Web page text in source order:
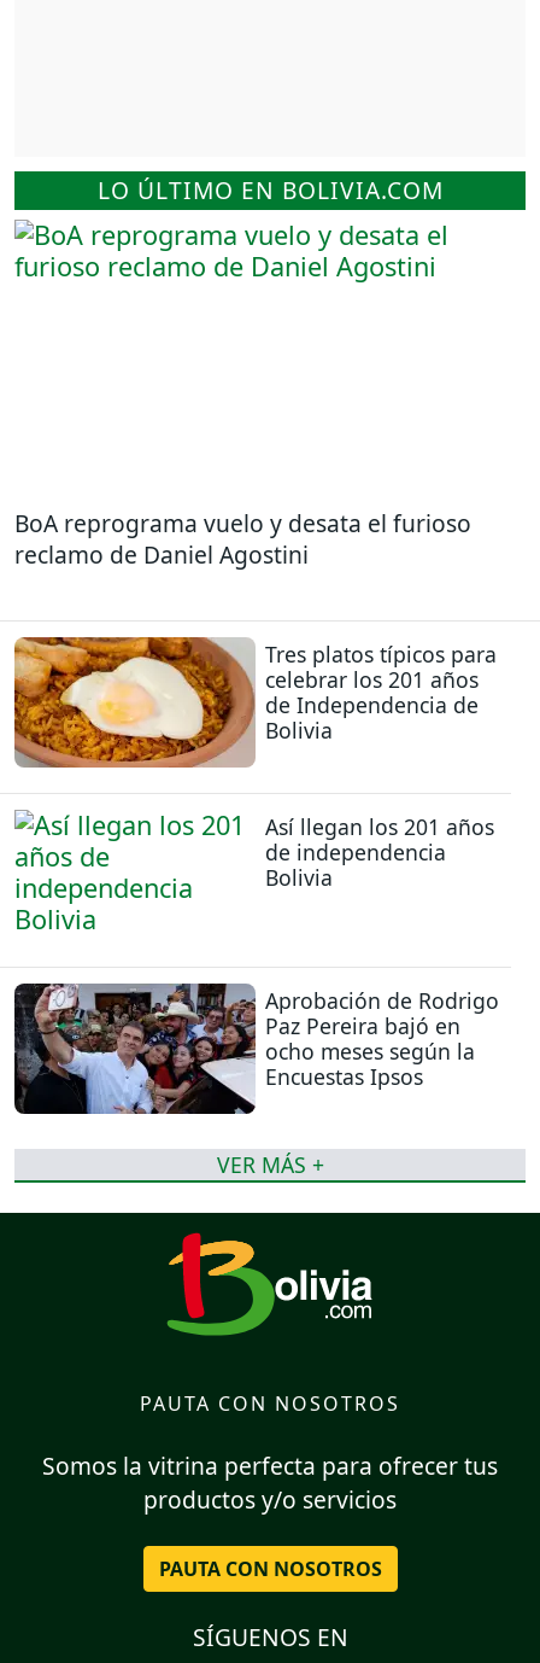
LO ÚLTIMO EN BOLIVIA.COM
BoA reprograma vuelo y desata el furioso
reclamo de Daniel Agostini
Tres platos típicos para
celebrar los 201 años
de Independencia de
Bolivia
Así llegan los 201 años
de independencia
Bolivia
Aprobación de Rodrigo
Paz Pereira bajó en
ocho meses según la
Encuestas Ipsos
VER MÁS +
PAUTA CON NOSOTROS
Somos la vitrina perfecta para ofrecer tus
productos y/o servicios
PAUTA CON NOSOTROS
SÍGUENOS EN